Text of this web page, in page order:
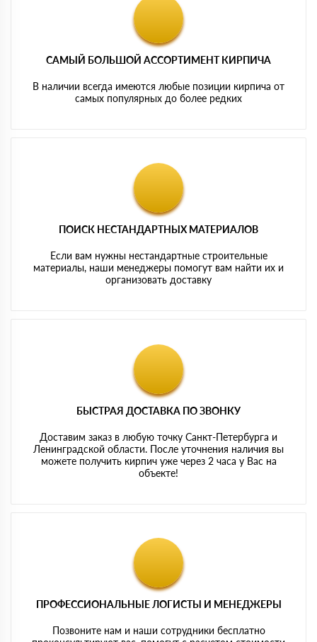
САМЫЙ БОЛЬШОЙ АССОРТИМЕНТ КИРПИЧА
В наличии всегда имеются любые позиции кирпича от
самых популярных до более редких
ПОИСК НЕСТАНДАРТНЫХ МАТЕРИАЛОВ
Если вам нужны нестандартные строительные
материалы, наши менеджеры помогут вам найти их и
организовать доставку
БЫСТРАЯ ДОСТАВКА ПО ЗВОНКУ
Доставим заказ в любую точку Санкт-Петербурга и
Ленинградской области. После уточнения наличия вы
можете получить кирпич уже через 2 часа у Вас на
объекте!
ПРОФЕССИОНАЛЬНЫЕ ЛОГИСТЫ И МЕНЕДЖЕРЫ
Позвоните нам и наши сотрудники бесплатно